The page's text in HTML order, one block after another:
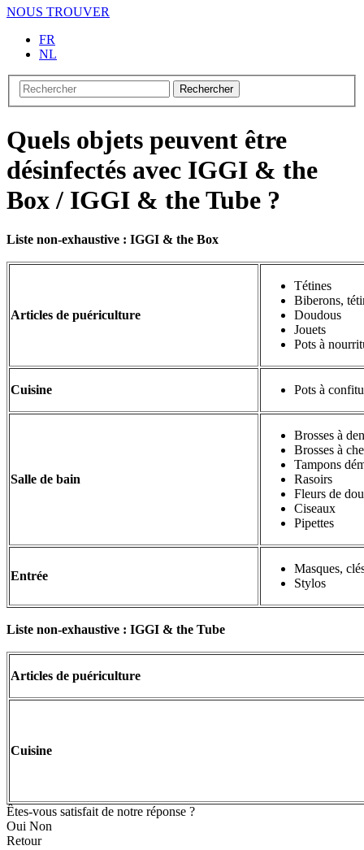
NOUS TROUVER
FR
NL
Rechercher
Quels objets peuvent être
désinfectés avec IGGI & the
Box / IGGI & the Tube ?
Liste non-exhaustive : IGGI & the Box
Articles de puériculture
Tétines
Biberons,
Doudous
Jouets
Pots à
Cuisine Pots à
Salle de bain
Brosses à
Brosses à
Tampons
Rasoirs
Fleurs de
Ciseaux
Pipettes
Entrée
Masques,
Stylos
Liste non-exhaustive : IGGI & the Tube
Articles de puériculture
Cuisine
Êtes-vous satisfait de notre réponse ?
Oui Non
Retour